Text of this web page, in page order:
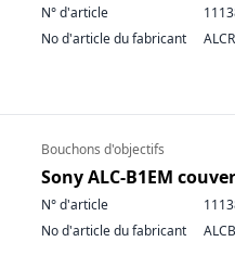
N° d'article
No d'article du fabricant
Bouchons d'objectifs
Sony ALC-B1EM
N° d'article
No d'article du fabricant